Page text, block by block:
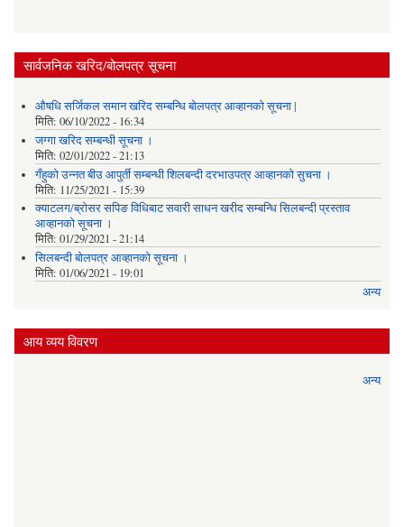
सार्वजनिक खरिद/बोलपत्र सूचना
औषधि सर्जिकल समान खरिद सम्बन्धि बोलपत्र आव्हानको सूचना |
मिति: 06/10/2022 - 16:34
जग्गा खरिद सम्बन्धी सूचना ।
मिति: 02/01/2022 - 21:13
गँहुकाे उन्नत बीउ आपुर्ती सम्बन्धी शिलबन्दी दरभाउपत्र आव्हानकाे सुचना ।
मिति: 11/25/2021 - 15:39
क्याटलग/ब्रोसर सपिङ विधिबाट सवारी साधन खरीद सम्बन्धि सिलबन्दी प्रस्ताव
आव्हानको सूचना ।
मिति: 01/29/2021 - 21:14
सिलबन्दी बोलपत्र आव्हानको सूचना ।
मिति: 01/06/2021 - 19:01
अन्य
आय व्यय विवरण
अन्य